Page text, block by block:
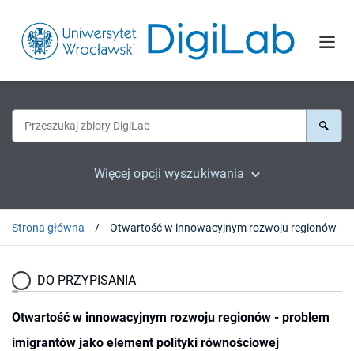
Więcej opcji wyszukiwania
Strona główna
DO PRZYPISANIA
Otwartość w innowacyjnym rozwoju regionów - problem
imigrantów jako element polityki równościowej